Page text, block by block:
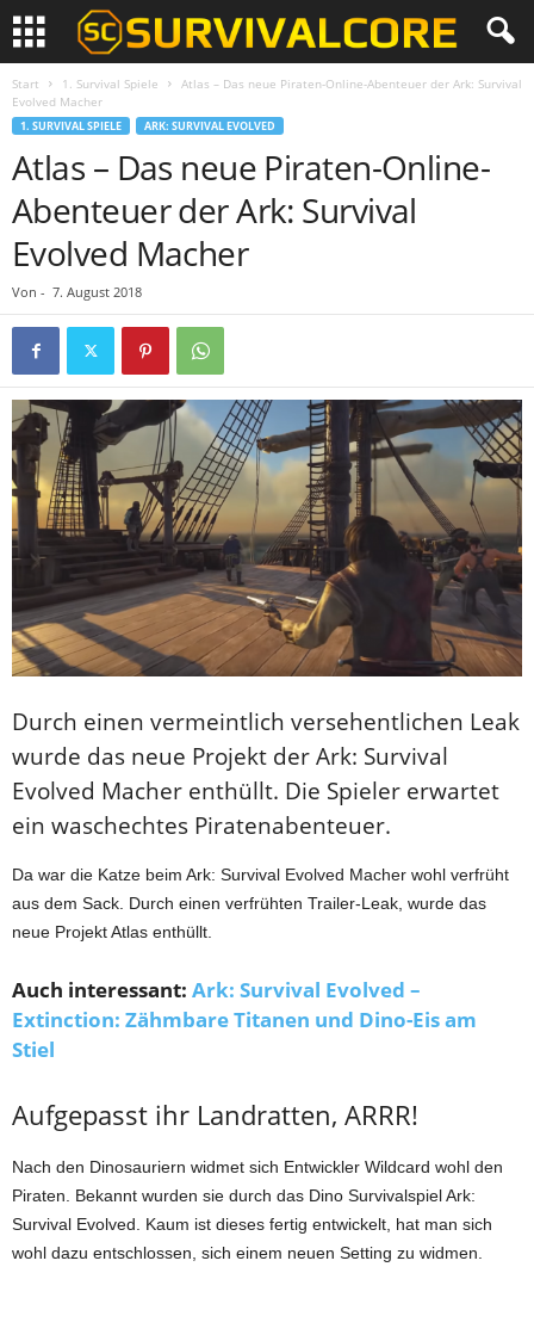
Start 1. Survival Spiele
Atlas – Das neue Piraten-Online-Abenteuer der Ark: Survival
Evolved Macher
1. SURVIVAL SPIELE ARK: SURVIVAL EVOLVED
Atlas – Das neue Piraten-Online-
Abenteuer der Ark: Survival
Evolved Macher
Von - 7. August 2018
Durch einen vermeintlich versehentlichen Leak
wurde das neue Projekt der Ark: Survival
Evolved Macher enthüllt. Die Spieler erwartet
ein waschechtes Piratenabenteuer.
Da war die Katze beim Ark: Survival Evolved Macher wohl verfrüht
aus dem Sack. Durch einen verfrühten Trailer-Leak, wurde das
neue Projekt Atlas enthüllt.
Auch interessant: Ark: Survival Evolved –
Extinction: Zähmbare Titanen und Dino-Eis am
Stiel
Aufgepasst ihr Landratten, ARRR!
Nach den Dinosauriern widmet sich Entwickler Wildcard wohl den
Piraten. Bekannt wurden sie durch das Dino Survivalspiel Ark:
Survival Evolved. Kaum ist dieses fertig entwickelt, hat man sich
wohl dazu entschlossen, sich einem neuen Setting zu widmen.